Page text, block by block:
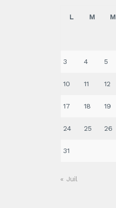
L M M
3 4 5
10 11 12
17 18 19
24 25 26
31
« Juil